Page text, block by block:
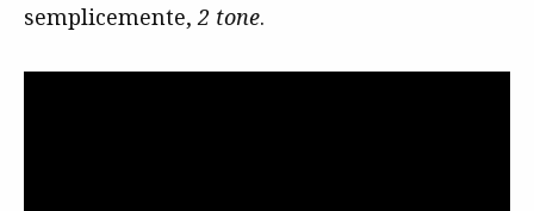
semplicemente,2 tone.